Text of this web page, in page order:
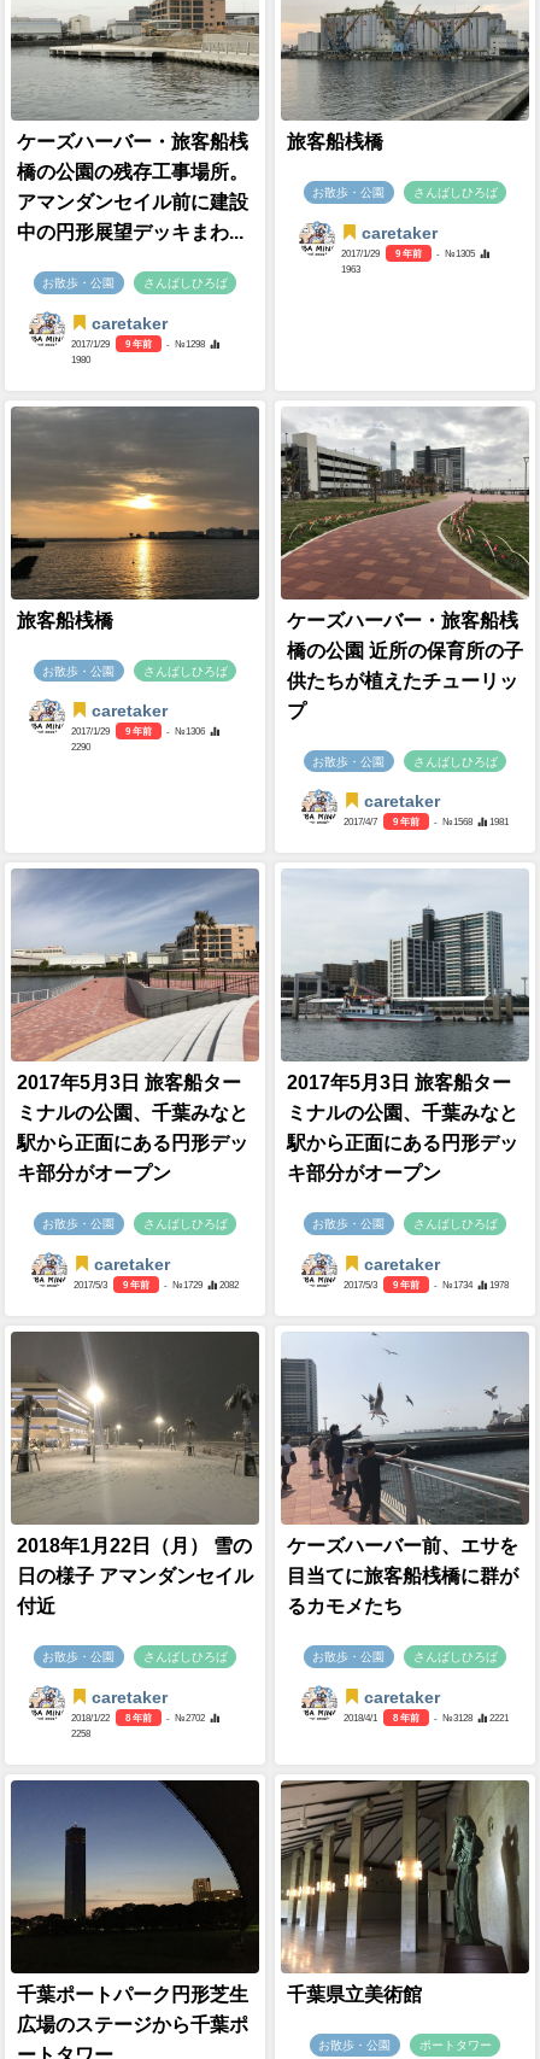
ケーズハーバー・旅客船桟
橋の公園の残存工事場所。
アマンダンセイル前に建設
中の円形展望デッキまわ...
お散歩・公園 さんばしひろば
caretaker
2017/1/29 9 年前
- №1298
1980
旅客船桟橋
お散歩・公園 さんばしひろば
caretaker
2017/1/29 9 年前
- №1305
1963
旅客船桟橋
お散歩・公園 さんばしひろば
caretaker
2017/1/29 9 年前
- №1306
2290
ケーズハーバー・旅客船桟
橋の公園 近所の保育所の子
供たちが植えたチューリッ
プ
お散歩・公園 さんばしひろば
caretaker
2017/4/7 9 年前 - №1568 1981
2017年5月3日 旅客船ター
ミナルの公園、千葉みなと
駅から正面にある円形デッ
キ部分がオープン
お散歩・公園 さんばしひろば
caretaker
2017/5/3 9 年前 - №1729 2082
2017年5月3日 旅客船ター
ミナルの公園、千葉みなと
駅から正面にある円形デッ
キ部分がオープン
お散歩・公園 さんばしひろば
caretaker
2017/5/3 9 年前 - №1734 1978
2018年1月22日（月） 雪の
日の様子 アマンダンセイル
付近
お散歩・公園 さんばしひろば
caretaker
2018/1/22 8 年前
- №2702
2258
ケーズハーバー前、エサを
目当てに旅客船桟橋に群が
るカモメたち
お散歩・公園 さんばしひろば
caretaker
2018/4/1 8 年前 - №3128 2221
千葉ポートパーク円形芝生
広場のステージから千葉ポ
ートタワー
千葉県立美術館
お散歩・公園 ポートタワー